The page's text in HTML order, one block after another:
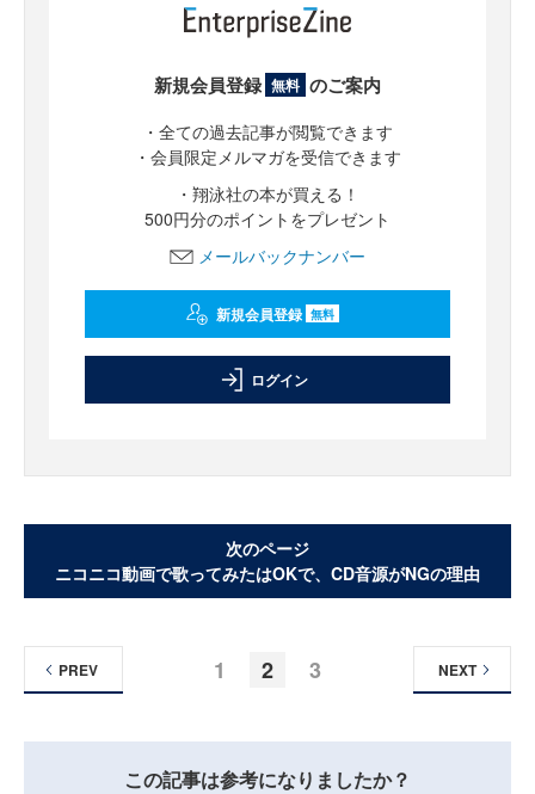
新規会員登録 無料 のご案内
・全ての過去記事が閲覧できます
・会員限定メルマガを受信できます
・翔泳社の本が買える！
500円分のポイントをプレゼント
メールバックナンバー
新規会員登録 無料
ログイン
次のページ
ニコニコ動画で歌ってみたはOKで、CD音源がNGの理由
1 2 3
PREV NEXT
この記事は参考になりましたか？